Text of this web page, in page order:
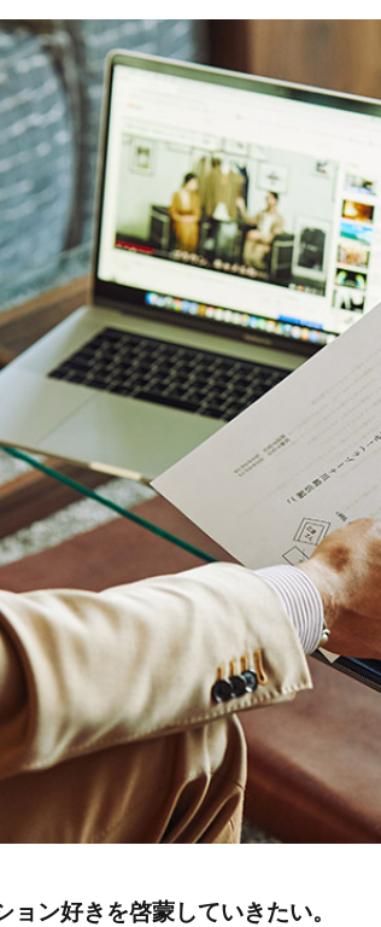
ン好きを啓蒙していきたい。